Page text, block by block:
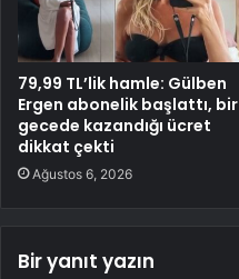
79,99 TL’lik hamle: Gülben
Ergen abonelik başlattı, bir
gecede kazandığı ücret
dikkat çekti
Ağustos 6, 2026
Bir yanıt yazın